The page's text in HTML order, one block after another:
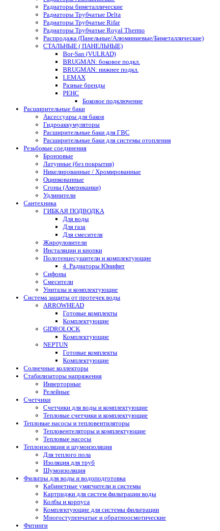
Радиаторы биметаллические
Радиаторы Трубчатые Delta
Радиаторы Трубчатые Rifar
Радиаторы Трубчатые Royal Thermo
Распродажа (Панельные/Алюминиевые/Биметаллические)
СТАЛЬНЫЕ ( ПАНЕЛЬНЫЕ)
Bor-San (VULRAD)
BRUGMAN: боковое подкл.
BRUGMAN: нижнее подкл.
LEMAX
Разные бренды
РЕНС
Боковое подключение
Расширительные баки
Аксессуары для баков
Гидроаккумуляторы
Расширительные баки для ГВС
Расширительные баки для системы отопления
Резьбовые соединения
Бронзовые
Латунные (без покрытия)
Никелированные / Хромированные
Оцинкованные
Сгоны (Американки)
Удлинители
Сантехника
ГИБКАЯ ПОДВОДКА
Для воды
Для газа
Для смесителя
Жироуловители
Инсталяции и кнопки
Полотенцесушители и комплектующие
4. Радиаторы Юнифит
Сифоны
Смесители
Унитазы и комплектующие
Система защиты от протечек воды
ARROWHEAD
Готовые комплекты
Комплектующие
GIDROLOCK
Комплектующие
NEPTUN
Готовые комплекты
Комплектующие
Солнечные коллекторы
Стабилизаторы напряжения
Инверторные
Релейные
Счетчики
Счетчики для воды и комплектующие
Тепловые счетчики и комплектующие
Тепловые насосы и тепловентиляторы
Тепловентеляторы и комплектующие
Тепловые насосы
Теплоизоляция и шумоизоляция
Для теплого пола
Изоляция для труб
Шумоизоляция
Фильтры для воды и водоподготовка
Кабинетные умягчители и системы
Картриджи для систем фильтрации воды
Колбы и корпуса
Комплектующие для системы фильтрации
Многоступенчатые и обратноосмотические
Фитинги